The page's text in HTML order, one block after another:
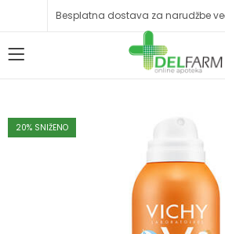
Besplatna dostava za narudžbe
20% SNIŽENO